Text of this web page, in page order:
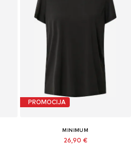
PROMOCIJA
MINIMUM
26,90 €